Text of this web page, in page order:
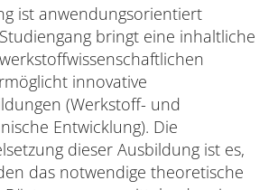
ist anwendungsorientiert
bringt eine inhaltliche
innovative
(Werkstoff- und
Entwicklung). Die
dieser Ausbildung ist es,
das notwendige theoretische